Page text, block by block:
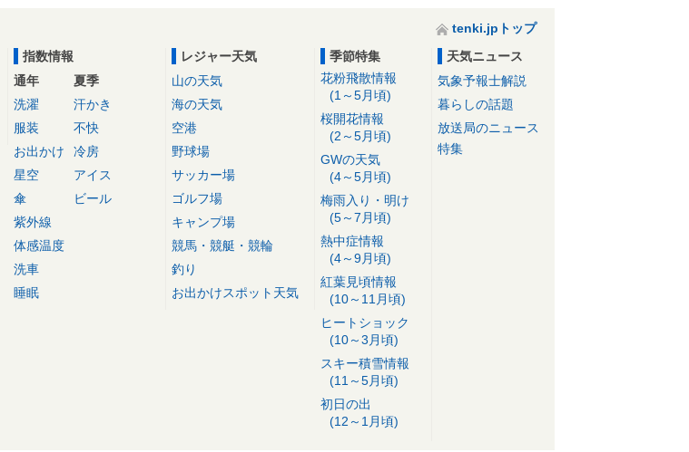
tenki.jpトップ
指数情報
通年
洗濯
服装
お出かけ
星空
傘
紫外線
体感温度
洗車
睡眠
夏季
汗かき
不快
冷房
アイス
ビール
レジャー天気
山の天気
海の天気
空港
野球場
サッカー場
ゴルフ場
キャンプ場
競馬・競艇・競輪
釣り
お出かけスポット天気
季節特集
花粉飛散情報
(1～5月頃)
桜開花情報
(2～5月頃)
GWの天気
(4～5月頃)
梅雨入り・明け
(5～7月頃)
熱中症情報
(4～9月頃)
紅葉見頃情報
(10～11月頃)
ヒートショック
(10～3月頃)
スキー積雪情報
(11～5月頃)
初日の出
(12～1月頃)
天気ニュース
気象予報士解説
暮らしの話題
放送局のニュース
特集